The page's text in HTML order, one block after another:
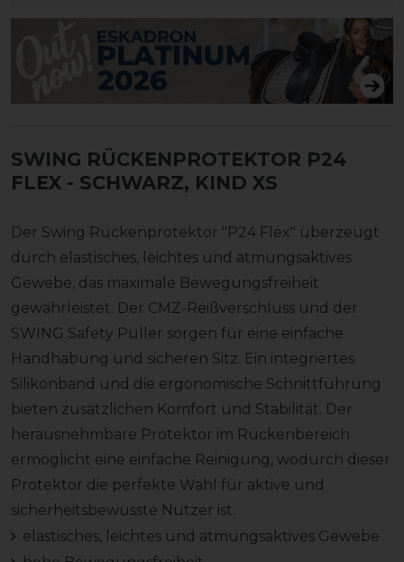
SWING RÜCKENPROTEKTOR P24
FLEX - SCHWARZ, KIND XS
Der Swing Rückenprotektor "P24 Flex" überzeugt
durch elastisches, leichtes und atmungsaktives
Gewebe, das maximale Bewegungsfreiheit
gewährleistet. Der CMZ-Reißverschluss und der
SWING Safety Puller sorgen für eine einfache
Handhabung und sicheren Sitz. Ein integriertes
Silikonband und die ergonomische Schnittführung
bieten zusätzlichen Komfort und Stabilität. Der
herausnehmbare Protektor im Rückenbereich
ermöglicht eine einfache Reinigung, wodurch dieser
Protektor die perfekte Wahl für aktive und
sicherheitsbewusste Nutzer ist.
elastisches, leichtes und atmungsaktives Gewebe